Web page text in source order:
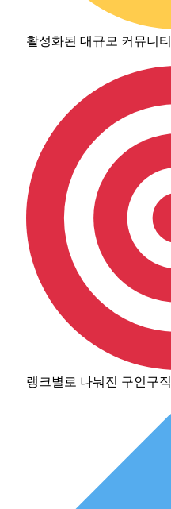
활성화된 대규모 커뮤니티
랭크별로 나눠진 구인구직